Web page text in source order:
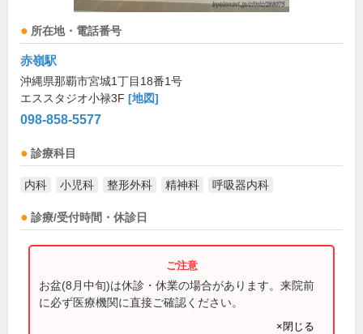
所在地・電話番号
赤嶺駅
沖縄県那覇市宮城1丁目18番1号
エススタジオ小禄3F [地図]
098-858-5577
診療科目
内科 小児科 整形外科 精神科 呼吸器内科
診療/受付時間・休診日
お盆(8月中旬)は休診・休業の場合があります。来院前
に必ず医療機関に直接ご確認ください。
×閉じる